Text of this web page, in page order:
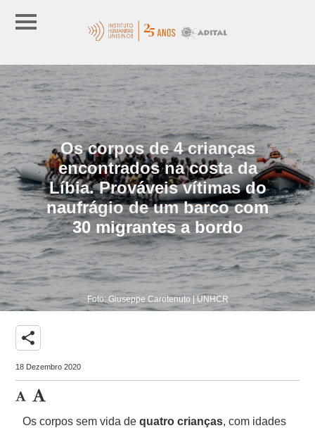
Os corpos de 4 crianças
encontrados na costa da
Líbia. Prováveis vítimas do
naufrágio de um barco com
30 migrantes a bordo
Foto: Giuseppe Carotenuto | UNHCR
share
18 Dezembro 2020
Os corpos sem vida dequatro crianças, com idades